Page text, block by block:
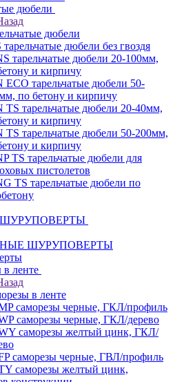
дюбели
дюбели
тарельчатые дюбели без гвоздя
тарельчатые дюбели 20-100мм,
и кирпичу
ECO тарельчатые дюбели 50-
по бетону и кирпичу
TS тарельчатые дюбели 20-40мм,
и кирпичу
TS тарельчатые дюбели 50-200мм,
и кирпичу
TS тарельчатые дюбели для
пистолетов
TS тарельчатые дюбели по
ШУРУПОВЕРТЫ
ленте
в ленте
саморезы черные, ГКЛ/профиль
саморезы черные, ГКЛ/дерево
саморезы желтый цинк, ГКЛ/
саморезы черные, ГВЛ/профиль
саморезы желтый цинк,